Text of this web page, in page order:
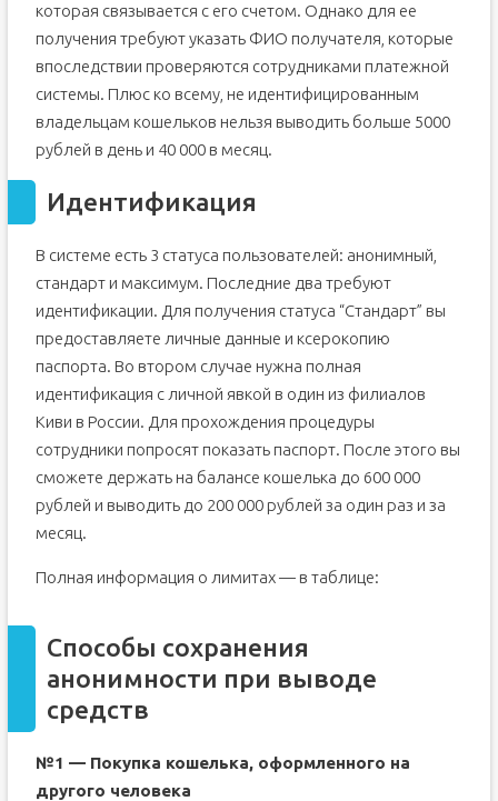
которая связывается с его счетом. Однако для ее
получения требуют указать ФИО получателя, которые
впоследствии проверяются сотрудниками платежной
системы. Плюс ко всему, не идентифицированным
владельцам кошельков нельзя выводить больше 5000
рублей в день и 40 000 в месяц.
Идентификация
В системе есть 3 статуса пользователей: анонимный,
стандарт и максимум. Последние два требуют
идентификации. Для получения статуса “Стандарт” вы
предоставляете личные данные и ксерокопию
паспорта. Во втором случае нужна полная
идентификация с личной явкой в один из филиалов
Киви в России. Для прохождения процедуры
сотрудники попросят показать паспорт. После этого вы
сможете держать на балансе кошелька до 600 000
рублей и выводить до 200 000 рублей за один раз и за
месяц.
Полная информация о лимитах — в таблице:
Способы сохранения
анонимности при выводе
средств
№1 — Покупка кошелька, оформленного на
другого человека